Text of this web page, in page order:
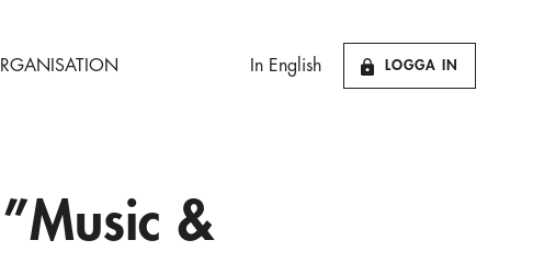
In English LOGGA IN
&